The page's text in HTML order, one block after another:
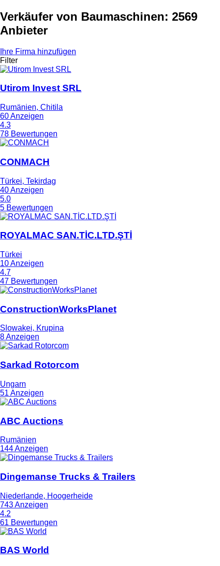
Verkäufer von Baumaschinen: 2569
Anbieter
Ihre Firma hinzufügen
Filter
Utirom Invest SRL
Rumänien, Chitila
60 Anzeigen
4.3
78 Bewertungen
CONMACH
Türkei, Tekirdag
40 Anzeigen
5.0
5 Bewertungen
ROYALMAC SAN.TİC.LTD.ŞTİ
Türkei
10 Anzeigen
4.7
47 Bewertungen
ConstructionWorksPlanet
Slowakei, Krupina
8 Anzeigen
Sarkad Rotorcom
Ungarn
51 Anzeigen
ABC Auctions
Rumänien
144 Anzeigen
Dingemanse Trucks & Trailers
Niederlande, Hoogerheide
743 Anzeigen
4.2
61 Bewertungen
BAS World